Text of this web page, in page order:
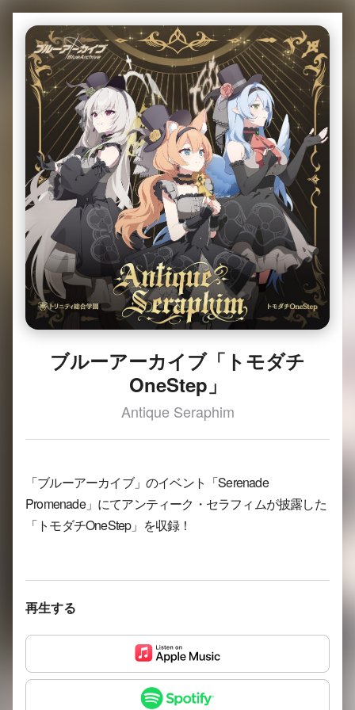
ブルーアーカイブ「トモダチ
OneStep」
Antique Seraphim
「ブルーアーカイブ」のイベント「Serenade
Promenade」にてアンティーク・セラフィムが披露した
「トモダチOneStep」を収録！
再生する